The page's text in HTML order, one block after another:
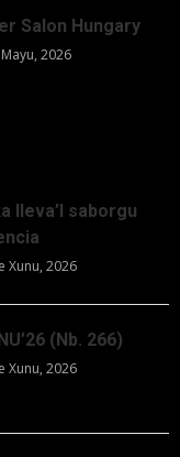
Salon Hungary
2026
lleva’l saborgu
Xunu, 2026
(Nb. 266)
Xunu, 2026